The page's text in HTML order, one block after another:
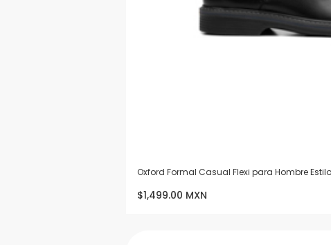
Oxford Formal Casual Flexi para Hombre
$1,499.00 MXN